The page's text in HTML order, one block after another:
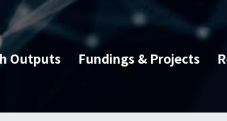
Outputs Fundings & Projects